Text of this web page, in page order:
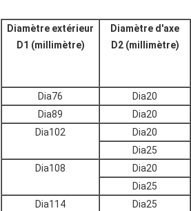
Diamètre extérieur
D1 (millimètre)
Diamètre d'axe
D2 (millimètre)
Dia76 Dia20
Dia89
Dia20
Dia102
Dia20
Dia25
Dia108
Dia20
Dia25
Dia114
Dia25